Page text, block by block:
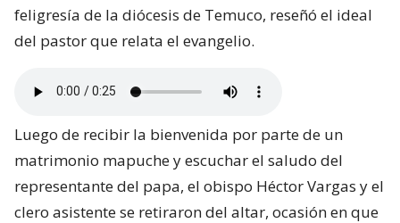
feligresía de la diócesis de Temuco, reseñó el ideal
del pastor que relata el evangelio.
Luego de recibir la bienvenida por parte de un
matrimonio mapuche y escuchar el saludo del
representante del papa, el obispo Héctor Vargas y el
clero asistente se retiraron del altar, ocasión en que